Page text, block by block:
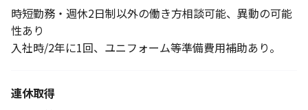
時短勤務・週休2日制以外の働き方相談可能、異動の可能
性あり
入社時/2年に1回、ユニフォーム等準備費用補助あり。
連休取得